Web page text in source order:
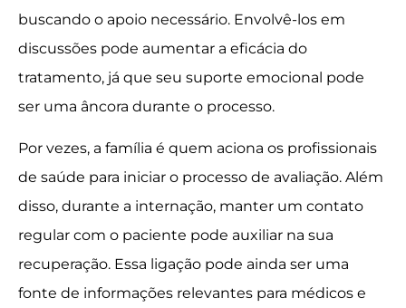
buscando o apoio necessário. Envolvê-los em
discussões pode aumentar a eficácia do
tratamento, já que seu suporte emocional pode
ser uma âncora durante o processo.
Por vezes, a família é quem aciona os profissionais
de saúde para iniciar o processo de avaliação. Além
disso, durante a internação, manter um contato
regular com o paciente pode auxiliar na sua
recuperação. Essa ligação pode ainda ser uma
fonte de informações relevantes para médicos e